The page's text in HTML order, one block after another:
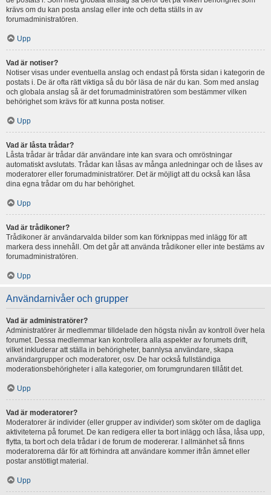
krävs om du kan posta anslag eller inte och detta ställs in av
forumadministratören.
Upp
Vad är notiser?
Notiser visas under eventuella anslag och endast på första sidan i kategorin de
postats i. De är ofta rätt viktiga så du bör läsa de när du kan. Som med anslag
och globala anslag så är det forumadministratören som bestämmer vilken
behörighet som krävs för att kunna posta notiser.
Upp
Vad är låsta trådar?
Låsta trådar är trådar där användare inte kan svara och omröstningar
automatiskt avslutats. Trådar kan låsas av många anledningar och de låses av
moderatorer eller forumadministratörer. Det är möjligt att du också kan låsa
dina egna trådar om du har behörighet.
Upp
Vad är trådikoner?
Trådikoner är användarvalda bilder som kan förknippas med inlägg för att
markera dess innehåll. Om det går att använda trådikoner eller inte bestäms av
forumadministratören.
Upp
Användarnivåer och grupper
Vad är administratörer?
Administratörer är medlemmar tilldelade den högsta nivån av kontroll över hela
forumet. Dessa medlemmar kan kontrollera alla aspekter av forumets drift,
vilket inkluderar att ställa in behörigheter, bannlysa användare, skapa
användargrupper och moderatorer, osv. De har också fullständiga
moderationsbehörigheter i alla kategorier, om forumgrundaren tillåtit det.
Upp
Vad är moderatorer?
Moderatorer är individer (eller grupper av individer) som sköter om de dagliga
aktiviteterna på forumet. De kan redigera eller ta bort inlägg och låsa, låsa upp,
flytta, ta bort och dela trådar i de forum de modererar. I allmänhet så finns
moderatorerna där för att förhindra att användare kommer ifrån ämnet eller
postar anstötligt material.
Upp